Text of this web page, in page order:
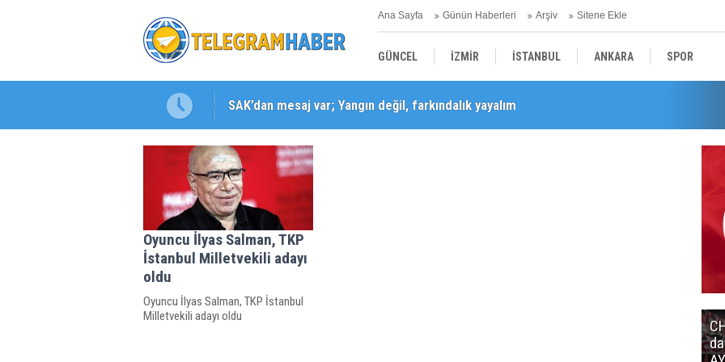
Ana Sayfa Günün Haberleri Arşiv Sitene Ekle
GÜNCEL İZMİR İSTANBUL ANKARA SPOR
YEREL SAĞLIK
Oyuncu İlyas Salman, TKP
İstanbul Milletvekili adayı
oldu
Oyuncu İlyas Salman, TKP İstanbul
Milletvekili adayı oldu